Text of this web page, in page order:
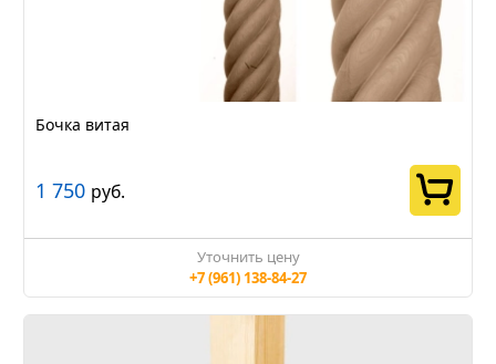
Бочка витая
1 750 руб.
Уточнить цену
+7 (961) 138-84-27